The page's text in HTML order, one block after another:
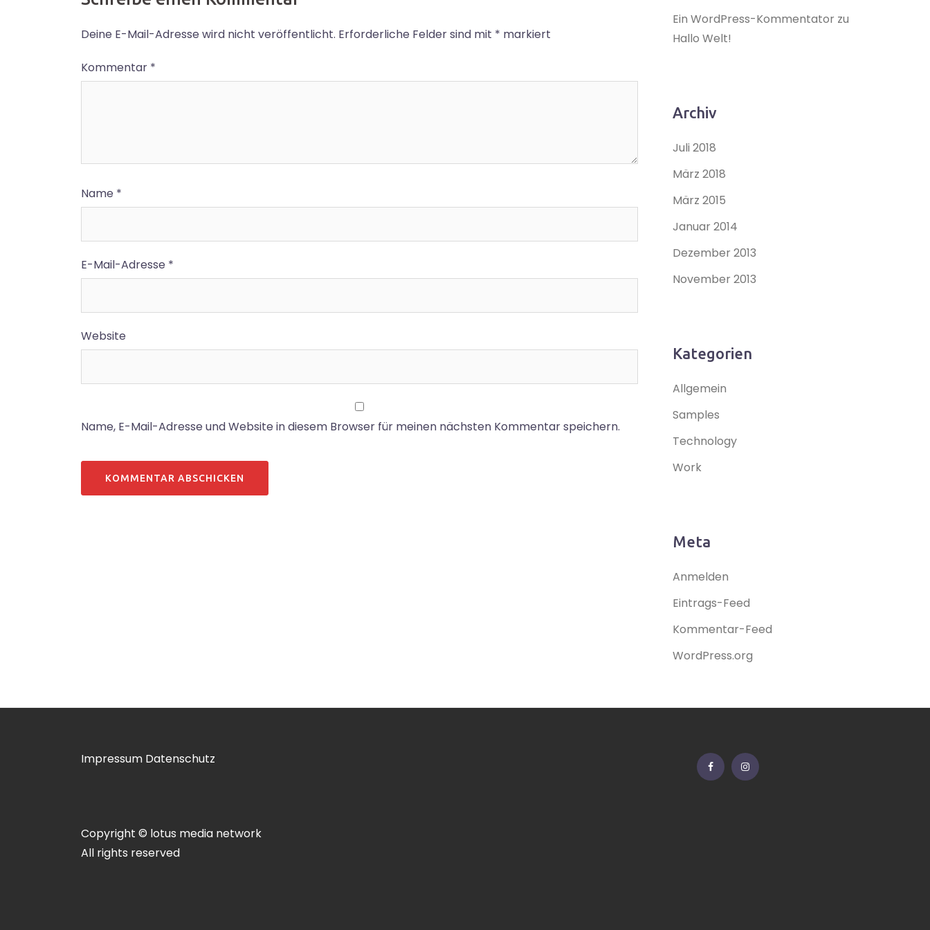
Deine E-Mail-Adresse wird nicht veröffentlicht. Erforderliche Felder sind mit * markiert
Kommentar *
Name *
E-Mail-Adresse *
Website
Name, E-Mail-Adresse und Website in diesem Browser für meinen nächsten Kommentar speichern.
Ein WordPress-Kommentator zu
Hallo Welt!
Archiv
Juli 2018
März 2018
März 2015
Januar 2014
Dezember 2013
November 2013
Kategorien
Allgemein
Samples
Technology
Work
Meta
Anmelden
Eintrags-Feed
Kommentar-Feed
WordPress.org
Impressum Datenschutz
Copyright © lotus media network
All rights reserved
FacebookInstagram